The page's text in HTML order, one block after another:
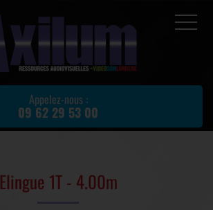
Appelez-nous :
09 62 29 53 00
Accueil
Prestations
Location de matériel
Avis client
Elingue 1T - 4.00m